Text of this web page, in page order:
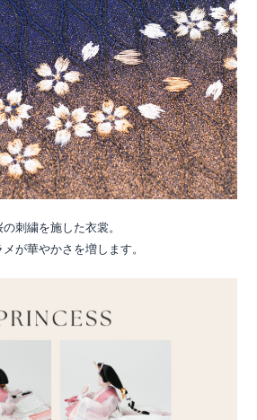
の刺繍を施した衣裳。
が華やかさを増します。